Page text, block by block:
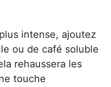
intense, ajoutez
ou de café soluble
rehaussera les
touche